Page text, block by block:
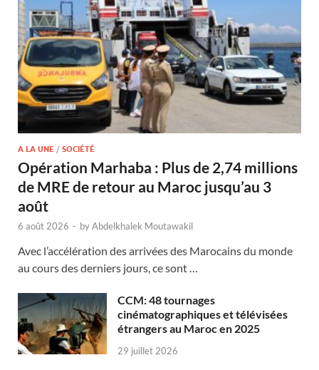
A LA UNE / SOCIÉTÉ
Opération Marhaba : Plus de 2,74 millions
de MRE de retour au Maroc jusqu’au 3
août
6 août 2026 - byAbdelkhalek Moutawakil
Avec l’accélération des arrivées des Marocains du monde
au cours des derniers jours, ce sont …
CCM: 48 tournages
cinématographiques et télévisées
étrangers au Maroc en 2025
29 juillet 2026